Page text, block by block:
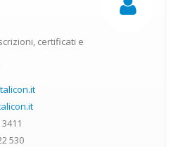
certificati e
530